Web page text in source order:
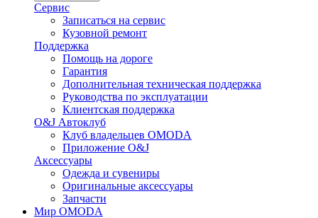
Сервис
Записаться на сервис
Кузовной ремонт
Поддержка
Помощь на дороге
Гарантия
Дополнительная техническая поддержка
Руководства по эксплуатации
Клиентская поддержка
O&J Автоклуб
Клуб владельцев OMODA
Приложение O&J
Аксессуары
Одежда и сувениры
Оригинальные аксессуары
Запчасти
Мир OMODA